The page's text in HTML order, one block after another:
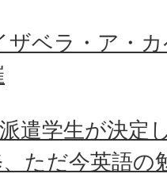
ザベラ・ア・
遣学生が決定
ただ今英語の